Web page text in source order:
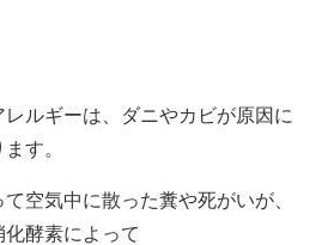
ルギーは、ダニやカビが原因に
す。
空気中に散った糞や死がいが、
酵素によって